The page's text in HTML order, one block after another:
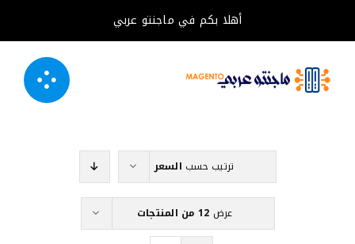
أهلا بكم في ماجنتو عربي
ترتيب حسب السعر
عرض 12 من المنتجات